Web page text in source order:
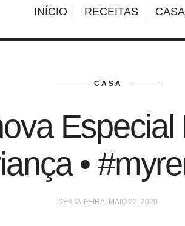
INÍCIO RECEITAS CASA
CASA
Especial
•
SEXTA-FEIRA, MAIO 22, 2020